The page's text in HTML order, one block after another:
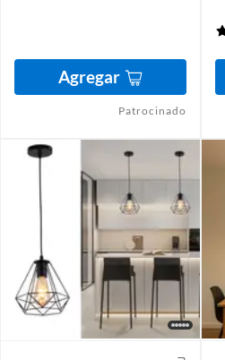
Agregar
Patrocinado